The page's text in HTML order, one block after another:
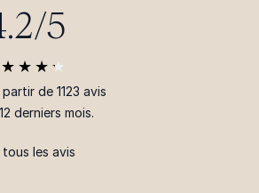
5
de 1123 avis
derniers mois.
tous les avis